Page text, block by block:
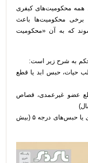
اسلامی، همه محکومیت‌های کیفری
برخی محکومیت‌ها باعث
که به آن «محکومیت
به شرح زیر است:
حیات، حبس ابد یا قطع
عضو غیرعمدی، قصاص
- ۲ سال در محکومیت‌هایی مانند شلاق حدی یا حبس‌های درجه ۵ (بیش